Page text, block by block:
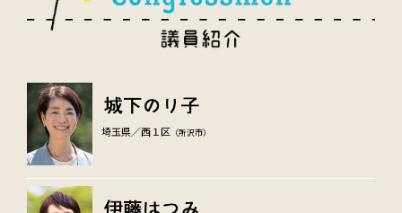
埼玉県／西１区 （所沢市）